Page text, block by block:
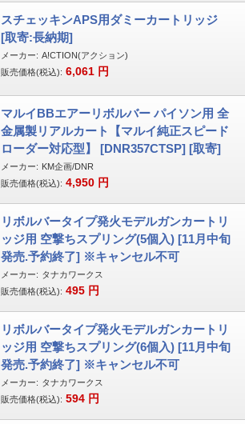
スチェッキンAPS用ダミーカートリッジ
[取寄:長納期]
メーカー: A!CTION(アクション)
販売価格(税込): 6,061 円
マルイBBエアーリボルバー パイソン用 全
金属製リアルカート【マルイ純正スピード
ローダー対応型】 [DNR357CTSP] [取寄]
メーカー: KM企画/DNR
販売価格(税込): 4,950 円
リボルバータイプ発火モデルガンカートリ
ッジ用 空撃ちスプリング(5個入) [11月中旬
発売.予約終了] ※キャンセル不可
メーカー: タナカワークス
販売価格(税込): 495 円
リボルバータイプ発火モデルガンカートリ
ッジ用 空撃ちスプリング(6個入) [11月中旬
発売.予約終了] ※キャンセル不可
メーカー: タナカワークス
販売価格(税込): 594 円